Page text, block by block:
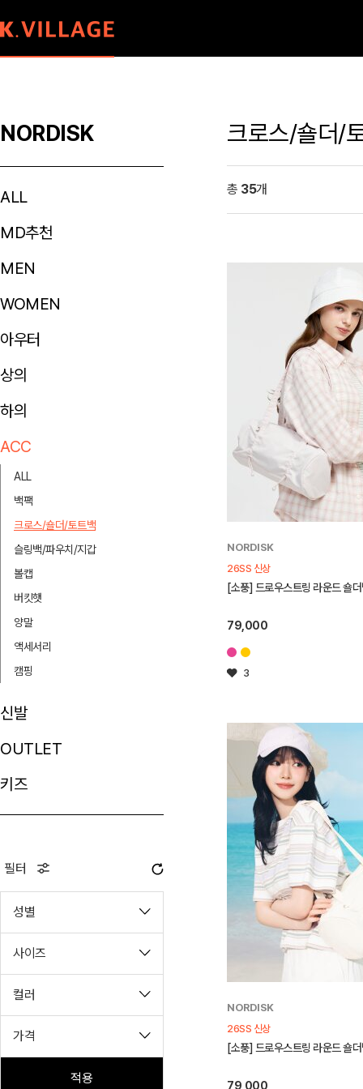
NORDISK
ALL
MD추천
MEN
WOMEN
아우터
상의
하의
ACC
ALL
백팩
크로스/숄더/토트백
슬링백/파우치/지갑
볼캡
버킷햇
양말
액세서리
캠핑
신발
OUTLET
키즈
필터
성별
사이즈
컬러
가격
적용
크로스/숄더/
총 35개
NORDISK
26SS 신상
[소풍] 드로우스트링 라운드 숄
79,000
3
NORDISK
26SS 신상
[소풍] 드로우스트링 라운드 숄
79,000